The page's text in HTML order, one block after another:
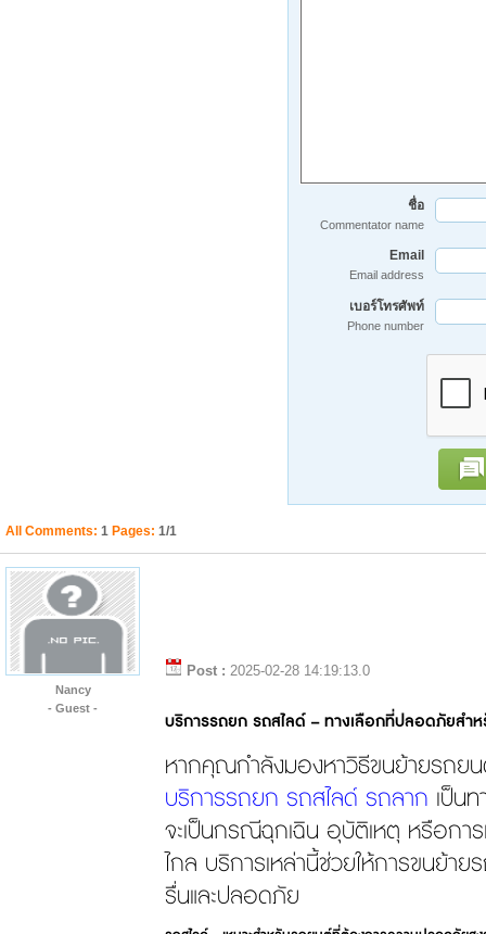
ชื่อ
Commentator name
Email
Email address
เบอร์โทรศัพท์
Phone number
All Comments: 1 Pages: 1/1
Nancy
- Guest -
Post : 2025-02-28 14:19:13.0
บริการรถยก รถสไลด์ – ทางเลือกที่ปลอดภัยสำ
หากคุณกำลังมองหาวิธีขนย้ายรถย
บริการรถยก รถสไลด์ รถลาก เป็น
จะเป็นกรณีฉุกเฉิน อุบัติเหตุ หรือกา
ไกล บริการเหล่านี้ช่วยให้การขนย้า
รื่นและปลอดภัย